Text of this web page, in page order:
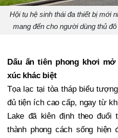
Hội tụ hệ sinh thái đa thiết bị mới
mang đến cho người dùng thủ
Dấu ấn tiên phong khơi
xúc khác biệt
Tọa lạc tại tòa tháp biểu
đủ tiện ích cao cấp, ngay từ
Lake đã kiên định theo đuổi
thành phong cách sống hiện